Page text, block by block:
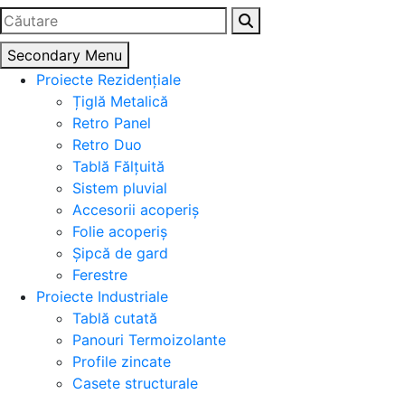
Caută
după:
Secondary Menu
Proiecte Rezidențiale
Țiglă Metalică
Retro Panel
Retro Duo
Tablă Fălțuită
Sistem pluvial
Accesorii acoperiș
Folie acoperiș
Șipcă de gard
Ferestre
Proiecte Industriale
Tablă cutată
Panouri Termoizolante
Profile zincate
Casete structurale